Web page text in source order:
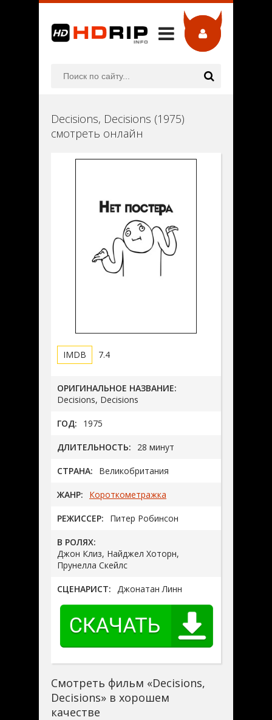
Decisions, Decisions (1975)
смотреть онлайн
7.4
ОРИГИНАЛЬНОЕ НАЗВАНИЕ:
Decisions, Decisions
ГОД: 1975
ДЛИТЕЛЬНОСТЬ: 28 минут
СТРАНА: Великобритания
ЖАНР: Короткометражка
РЕЖИССЕР: Питер Робинсон
В РОЛЯХ:
Джон Клиз, Найджел Хоторн,
Прунелла Скейлс
СЦЕНАРИСТ: Джонатан Линн
Смотреть фильм «Decisions,
Decisions» в хорошем
качестве